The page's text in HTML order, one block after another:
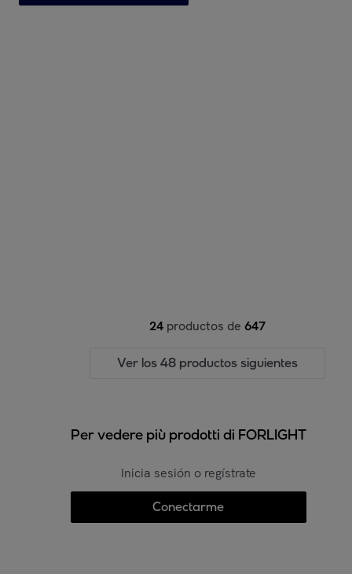
24 productos de 647
Ver los 48 productos siguientes
Per vedere più prodotti di FORLIGHT
Inicia sesión o regístrate
Conectarme